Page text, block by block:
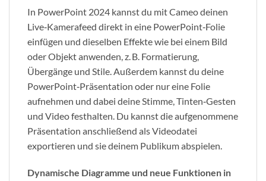
In PowerPoint 2024 kannst du mit Cameo deinen
Live‑Kamerafeed direkt in eine PowerPoint‑Folie
einfügen und dieselben Effekte wie bei einem Bild
oder Objekt anwenden, z. B. Formatierung,
Übergänge und Stile. Außerdem kannst du deine
PowerPoint‑Präsentation oder nur eine Folie
aufnehmen und dabei deine Stimme, Tinten‑Gesten
und Video festhalten. Du kannst die aufgenommene
Präsentation anschließend als Videodatei
exportieren und sie deinem Publikum abspielen.
Dynamische Diagramme und neue Funktionen in